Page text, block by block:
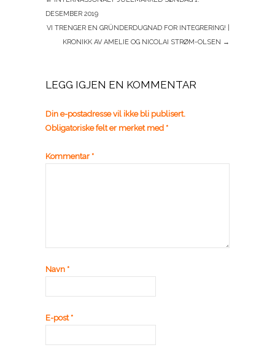
DESEMBER 2019
VI TRENGER EN GRÜNDERDUGNAD FOR INTEGRERING! |
KRONIKK AV AMELIE OG NICOLAI STRØM-OLSEN →
LEGG IGJEN EN KOMMENTAR
Din e-postadresse vil ikke bli publisert.
Obligatoriske felt er merket med *
Kommentar *
Navn *
E-post*